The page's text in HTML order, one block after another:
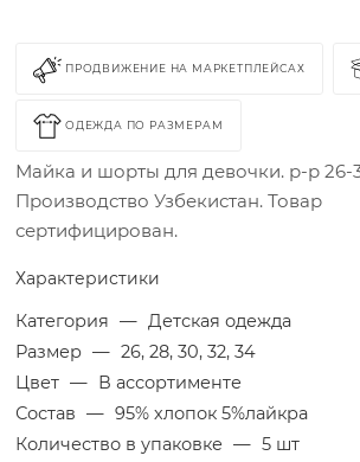
ПРОДВИЖЕНИЕ НА МАРКЕТПЛЕЙСАХ
ОДЕЖДА ПО РАЗМЕРАМ
Майка и шорты для девочки. р-р 26-
Производство Узбекистан. Товар
сертифицирован.
Характеристики
Категория — Детская одежда
Размер — 26, 28, 30, 32, 34
Цвет — В ассортименте
Состав — 95% хлопок 5%лайкра
Количество в упаковке — 5 шт